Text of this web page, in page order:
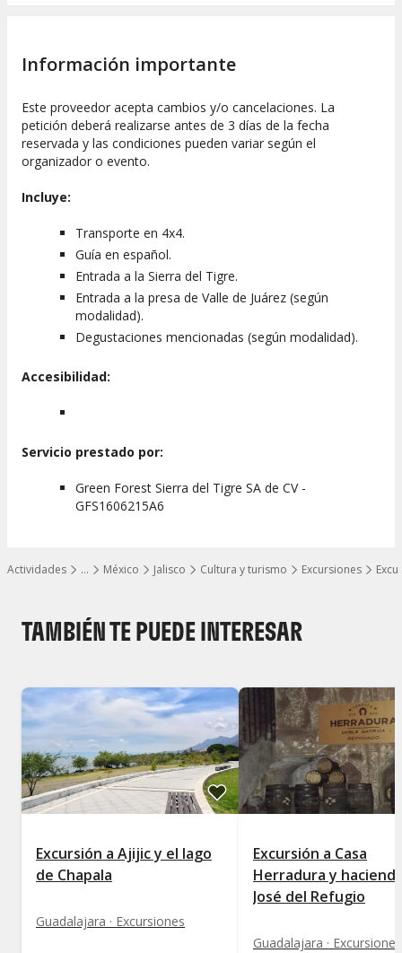
…
Mostrar todos los niveles
Actividades México Jalisco Cultura y turismo Excursiones
excursión puede variar según la organización y las
condiciones del tráfico.
CÓMO FUNCIONA?
Los participantes deberán reunirse en el punto indicado para
iniciar la excursión. La actividad incluye el transporte a los
diferentes puntos de interés, las visitas guiadas a las fábricas
de queso y conservas, así como las degustaciones
reunión.
El lugar de encuentro se encuentra en el
calle Constitución Mexicana. Es recomendable llegar con
tiempo suficiente para evitar retrasos en el inicio de la
Información importante
Este proveedor acepta cambios y/o cancelaciones. La
petición deberá realizarse antes de 3 días de la fecha
reservada y las condiciones pueden variar según el
organizador o evento.
Incluye:
Transporte en 4x4.
Guía en español.
Entrada a la Sierra del Tigre.
Entrada a la presa de Valle de Juárez (según
modalidad).
Degustaciones mencionadas (según modalidad).
Accesibilidad:
Servicio prestado por:
Green Forest Sierra del Tigre SA de CV -
GFS1606215A6
TAMBIÉN TE PUEDE INTERESAR
Excursión a Ajijic y el lago
de Chapala
Guadalajara · Excursiones
Excursión a Casa
Herradura y
José del Refugio
Guadalajara · Excursiones